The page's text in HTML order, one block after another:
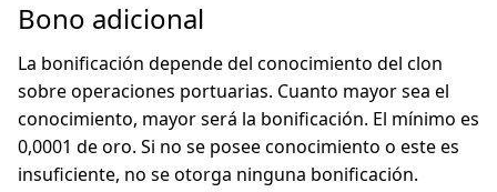
Bono adicional
La bonificación depende del conocimiento del clon
sobre operaciones portuarias. Cuanto mayor sea el
conocimiento, mayor será la bonificación. El mínimo es
0,0001 de oro. Si no se posee conocimiento o este es
insuficiente, no se otorga ninguna bonificación.